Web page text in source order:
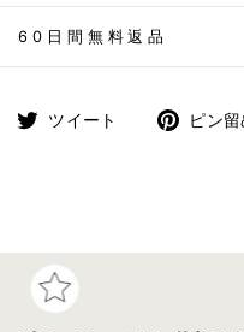
60日間無料返品
Facebook
ツイート
Twitterピン